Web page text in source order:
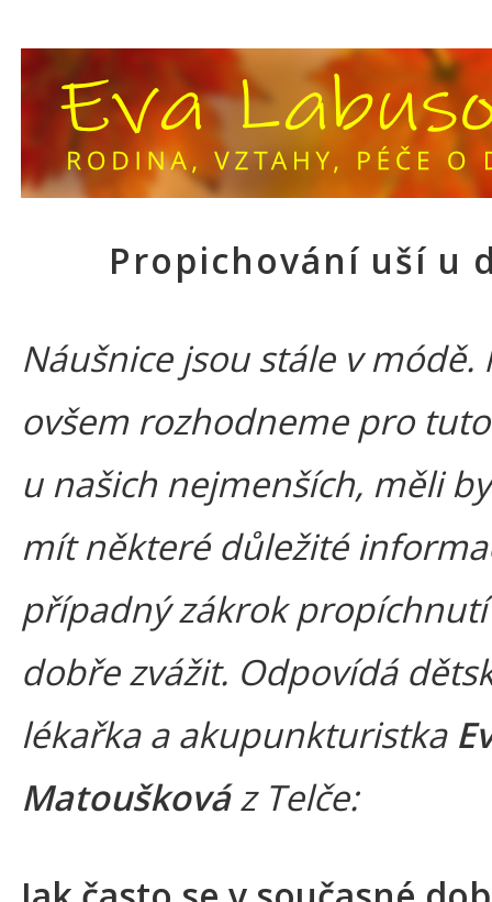
Propichování uší u
Náušnice jsou stále v módě.
ovšem rozhodneme pro
u našich nejmenších, měli
mít některé důležité
případný zákrok
dobře zvážit. Odpovídá
lékařka a akupunkturistka
Matouškováz Telče: